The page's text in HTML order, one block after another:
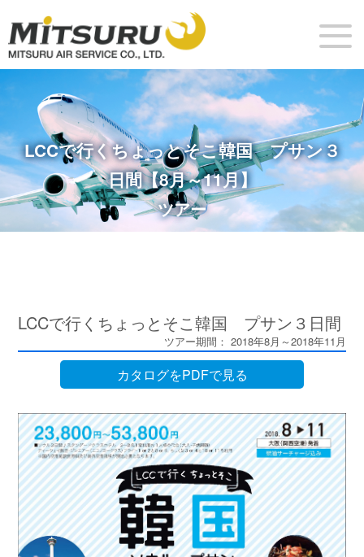
LCCで行くちょっとそこ韓国 プサン３
日間【8月～11月】
ツアー
LCCで行くちょっとそこ韓国 プサン３日間
ツアー期間： 2018年8月～2018年11月
カタログをPDFで見る